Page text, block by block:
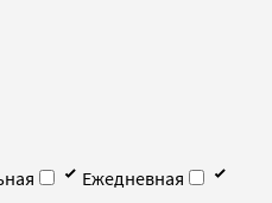
Ежедневная